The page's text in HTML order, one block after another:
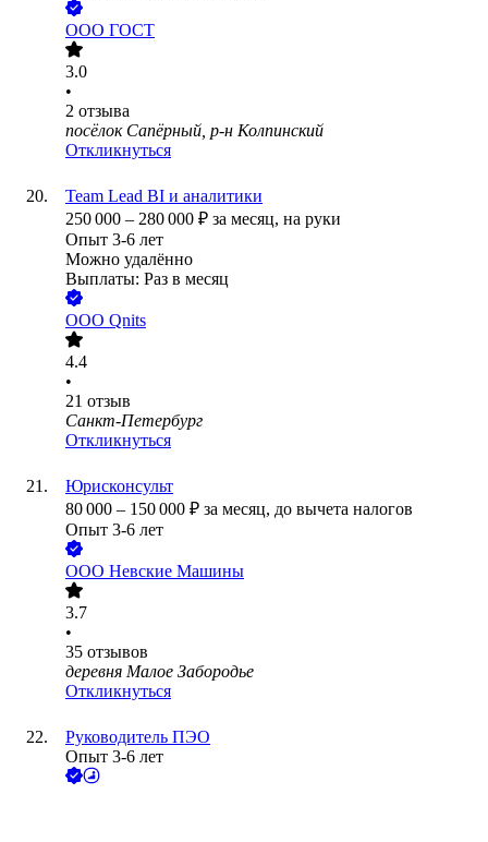
ООО ГОСТ
3.0
•
2 отзыва
посёлок Сапёрный, р-н Колпинский
Откликнуться
Team Lead BI и аналитики
250 000 – 280 000 ₽ за месяц, на руки
Опыт 3-6 лет
Можно удалённо
Выплаты: Раз в месяц
ООО Qnits
4.4
•
21 отзыв
Санкт-Петербург
Откликнуться
Юрисконсульт
80 000 – 150 000 ₽ за месяц, до вычета налогов
Опыт 3-6 лет
ООО Невские Машины
3.7
•
35 отзывов
деревня Малое Забородье
Откликнуться
Руководитель ПЭО
Опыт 3-6 лет